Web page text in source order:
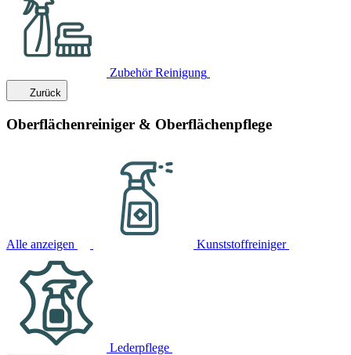
Zubehör Reinigung
Zurück
Oberflächenreiniger & Oberflächenpflege
Alle anzeigen Kunststoffreiniger
Lederpflege